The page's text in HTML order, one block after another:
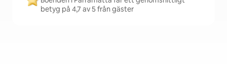
betyg på 4,7 av 5 från gäster